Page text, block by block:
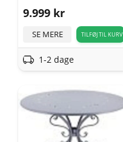
9.999 kr
SE MERE TILFØJ TIL KURV
1-2 dage